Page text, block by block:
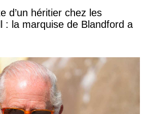
d’un héritier chez les
: la marquise de Blandford a